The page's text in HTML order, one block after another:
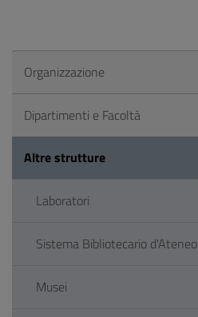
Organizzazione
Dipartimenti e Facoltà
Altre strutture
Laboratori
Sistema Bibliotecario d'Ateneo
Musei